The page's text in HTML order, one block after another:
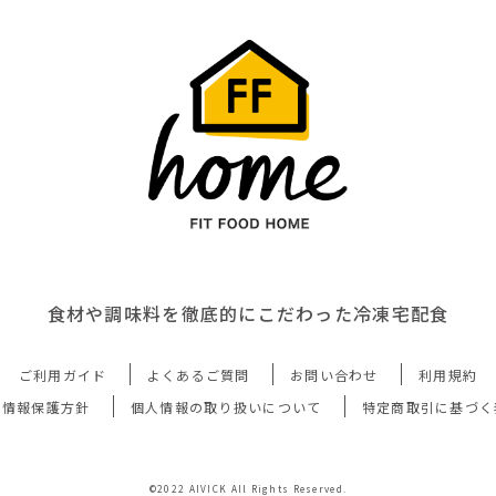
食材や調味料を徹底的にこだわった冷凍宅配食
ご利用ガイド よくあるご質問 お問い合わせ
利用規約
報保護方針
個人情報の取り扱いについて 特定商取引に基づ
©2022 AIVICK All Rights Reserved.